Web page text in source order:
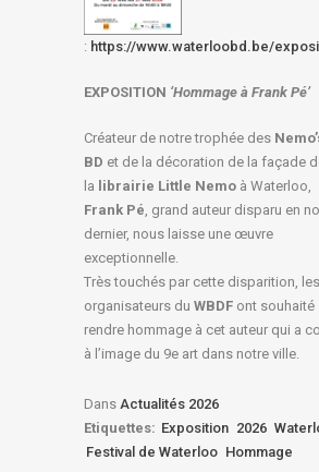
: https://www.waterloobd.be/
EXPOSITION ‘Hommage à Frank Pé’
Créateur de notre trophée des
BD et de la décoration de la façade
la librairie Little Nemoà Waterloo,
Frank Pé, grand auteur disparu en
dernier, nous laisse une œuvre
exceptionnelle.
Très touchés par cette disparition, les
organisateurs du WBDF ont souhaité
rendre hommage à cet auteur qui a
à l’image du 9e art dans notre ville.
Dans Actualités 2026
Etiquettes: Exposition 2026
Festival de Waterloo Hommage